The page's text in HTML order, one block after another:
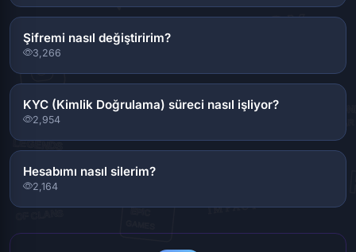
Şifremi nasıl değiştiririm?
3,266
KYC (Kimlik Doğrulama) süreci nasıl işliyor?
2,954
Hesabımı nasıl silerim?
2,164